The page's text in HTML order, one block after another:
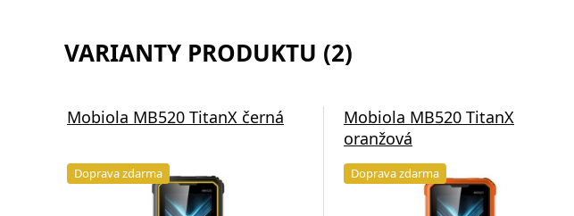
VARIANTY PRODUKTU (2)
Mobiola MB520 TitanX černá
Doprava zdarma
Mobiola MB520 TitanX
oranžová
Doprava zdarma